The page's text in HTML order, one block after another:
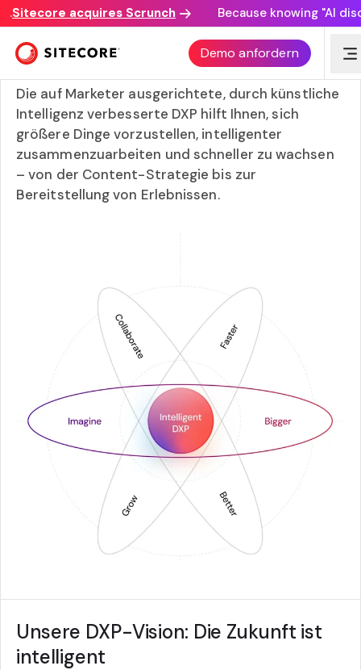
acquires Scrunch Because knowing "AI
Demo anfordern
Schöpfen Sie Ihr Marketingpotenzial mit der Kraft aus,
intelligent zu bauen
Die auf Marketer ausgerichtete, durch künstliche
Intelligenz verbesserte DXP hilft Ihnen, sich
größere Dinge vorzustellen, intelligenter
zusammenzuarbeiten und schneller zu wachsen
– von der Content-Strategie bis zur
Bereitstellung von Erlebnissen.
Unsere DXP-Vision: Die Zukunft ist
intelligent